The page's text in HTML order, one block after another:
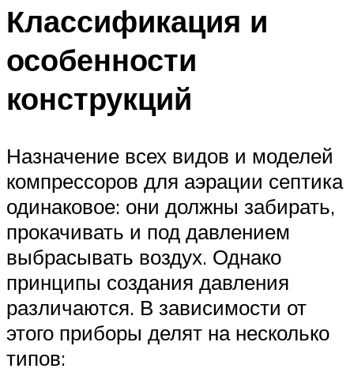
Классификация и
особенности
конструкций
Назначение всех видов и моделей
компрессоров для аэрации септика
одинаковое: они должны забирать,
прокачивать и под давлением
выбрасывать воздух. Однако
принципы создания давления
различаются. В зависимости от
этого приборы делят на несколько
типов: